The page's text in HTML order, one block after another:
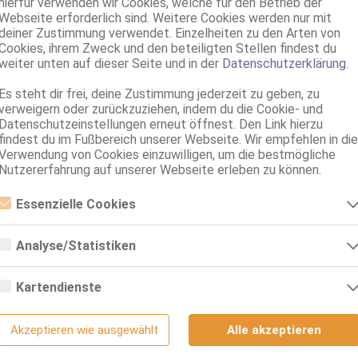
erforderlich sind. Weitere Cookies werden nur mit
Zustimmung verwendet. Einzelheiten zu den Arten von
ihrem Zweck und den beteiligten Stellen findest du
unten auf dieser Seite und in der Datenschutzerklärung.
steht dir frei, deine Zustimmung jederzeit zu geben, zu
oder zurückzuziehen, indem du die Cookie- und
erneut öffnest. Den Link hierzu
du im Fußbereich unserer Webseite. Wir empfehlen in die
von Cookies einzuwilligen, um die bestmögliche
auf unserer Webseite erleben zu können.
Essenzielle Cookies
Cookies sind alle notwendigen Cookies, die für den Betrieb
Die Webseite kann ohne diese Cookies nicht richtig
Analyse/Statistiken
bzw. Statistikcookies sind Cookies, die der Analyse der
dienen. Sie helfen den Webseiten-Besitzern zu
anonym gesammelt und gemeldet werden.
Analytics
Kartendienste
Sie Google Maps auf unserer Webseite nutzen, können
Akzeptieren wie ausgewählt Alle akzeptieren
Ihre Suche ergab keinen Treffer!
Bitte prüfen Sie ihre Filteroptionen...
Alle Themen
Zur PC/Tablet Version